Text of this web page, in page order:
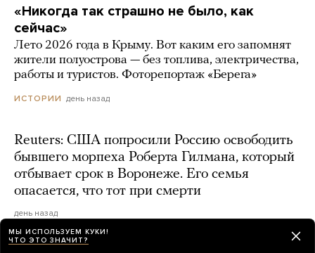
«Никогда так страшно не было, как
сейчас»
Лето 2026 года в Крыму. Вот каким его запомнят
жители полуострова — без топлива, электричества,
работы и туристов. Фоторепортаж «Берега»
ИСТОРИИ день назад
Reuters: США попросили Россию освободить
бывшего морпеха Роберта Гилмана, который
отбывает срок в Воронеже. Его семья
опасается, что тот при смерти
день назад
МЫ ИСПОЛЬЗУЕМ КУКИ!
ЧТО ЭТО ЗНАЧИТ?